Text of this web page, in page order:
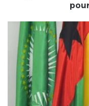
Diplomatie/
chercher
président